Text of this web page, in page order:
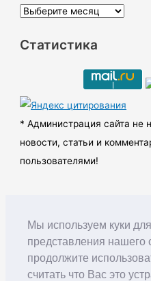
Мы используем куки
представления нашего
продолжите
считать что Вас это
А
х
ы
Статистика
* Администрация сайта не
новости, статьи и
пользователями!
Copyright ©
Енисейский округ